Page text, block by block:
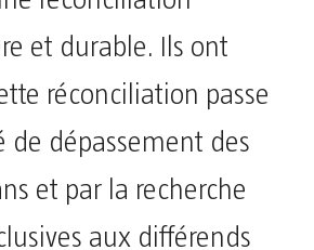
et durable. Ils ont
réconciliation passe
de dépassement des
et par la recherche
aux différends